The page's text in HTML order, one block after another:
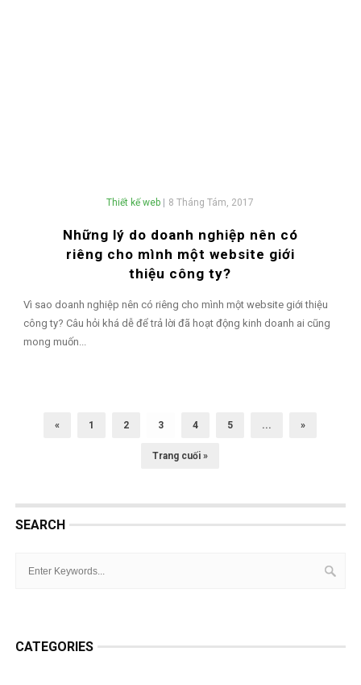
Thiết kế web 8 Tháng Tám, 2017
Những lý do doanh nghiệp nên có
riêng cho mình một website giới
thiệu công ty?
Vì sao doanh nghiệp nên có riêng cho mình một website giới thiệu
công ty? Câu hỏi khá dễ để trả lời đã hoạt động kinh doanh ai cũng
mong muốn...
« 1 2 3 4 5 ... »
Trang cuối »
SEARCH
CATEGORIES